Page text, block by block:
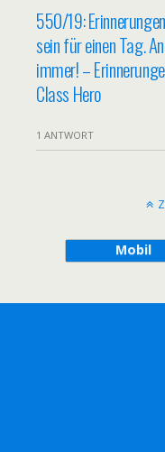
550/19:
sein für einen Tag.
immer! –
Class Hero
1 ANTWORT
Mobil